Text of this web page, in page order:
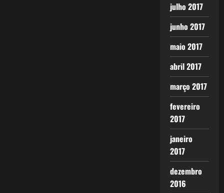
julho 2017
junho 2017
maio 2017
abril 2017
março 2017
fevereiro
2017
janeiro
2017
dezembro
2016